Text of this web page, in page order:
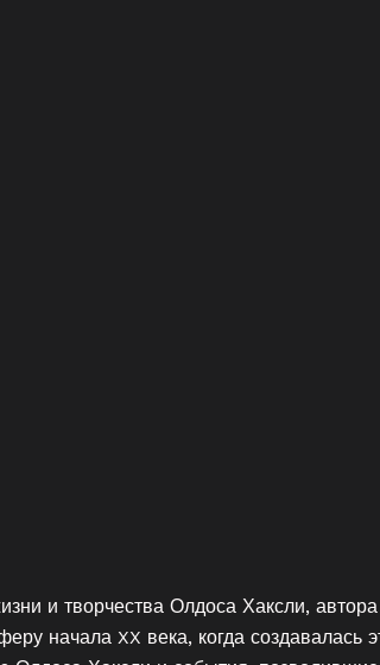
и творчества Олдоса Хаксли,
начала XX века, когда